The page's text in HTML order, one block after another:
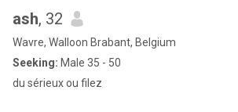
ash, 32
Wavre, Walloon Brabant, Belgium
Seeking: Male 35 - 50
du sérieux ou filez